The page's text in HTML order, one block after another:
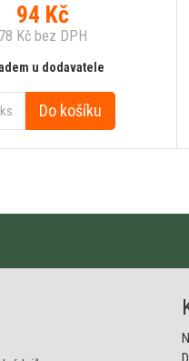
94 Kč
78 Kč bez DPH
u dodavatele
ks Do košíku